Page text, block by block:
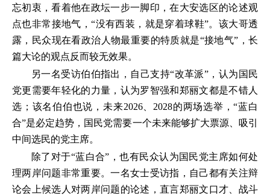
忘初衷，看着他在政坛一步一脚印，在大安选区的论述观
点也非常接地气，“没有西装，就是穿着球鞋”。该大哥透
露，民众现在看政治人物最重要的特质就是“接地气”，长
篇大论的观点反而较无效果。
另一名受访伯伯指出，自己支持“改革派”，认为国民
党更需要年轻化的力量，认为罗智强和郑丽文都是不错人
选；该名伯伯也说，未来2026、2028的两场选举，“蓝白
合”是必定趋势，国民党需要一个未来能够扩大票源、吸引
中间选民的党主席。
除了对于“蓝白合”，也有民众认为国民党主席如何处
理两岸问题非常重要。一名女士受访指，自己都有关注辩
论会上候选人对两岸问题的论述，直言郑丽文口才、战斗